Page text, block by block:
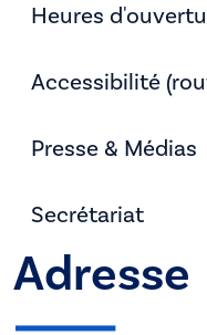
Heures
Accessibilité
Presse & Médias
Secrétariat
Adresse